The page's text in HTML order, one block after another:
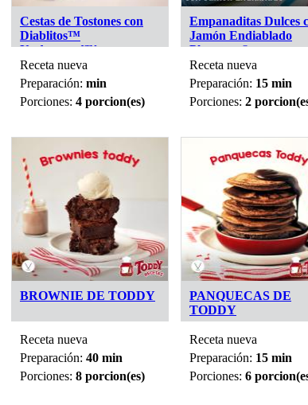
Cestas de Tostones con
Diablitos™
Underwood™
Receta nueva
Preparación: min
Porciones: 4 porcion(es)
Empanaditas Dulces
Jamón Endiablado
Plumrose®
Receta nueva
Preparación: 15 min
Porciones: 2
BROWNIE DE TODDY
Receta nueva
Preparación: 40 min
Porciones: 8 porcion(es)
PANQUECAS DE
TODDY
Receta nueva
Preparación: 15 min
Porciones: 6